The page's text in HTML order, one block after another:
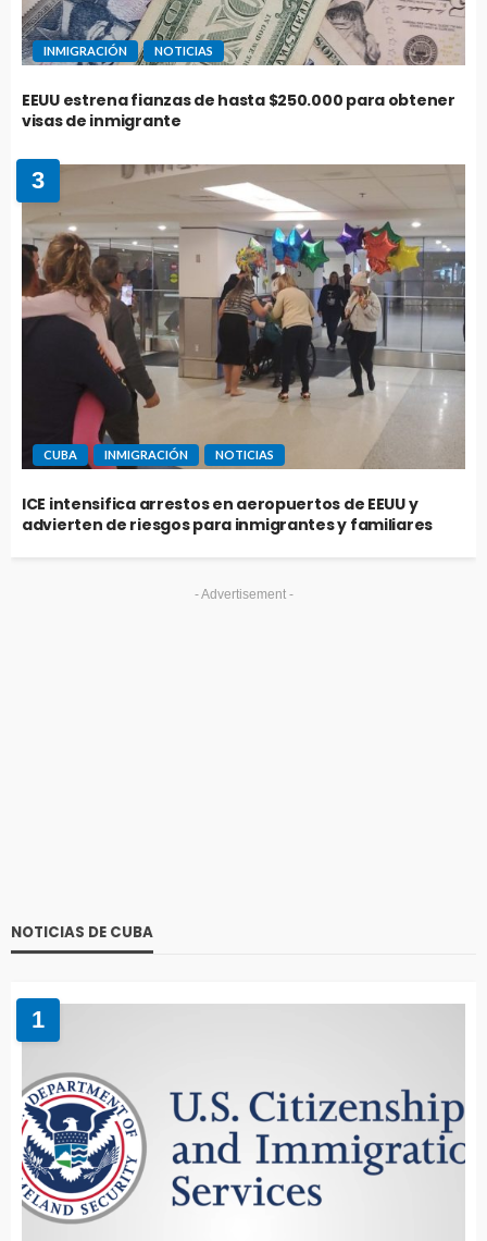
INMIGRACIÓN NOTICIAS
EEUU estrena fianzas de hasta $250.000 para obtener
visas de inmigrante
3
CUBA INMIGRACIÓN NOTICIAS
ICE intensifica arrestos en aeropuertos de EEUU y
advierten de riesgos para inmigrantes y familiares
- Advertisement -
NOTICIAS DE CUBA
1